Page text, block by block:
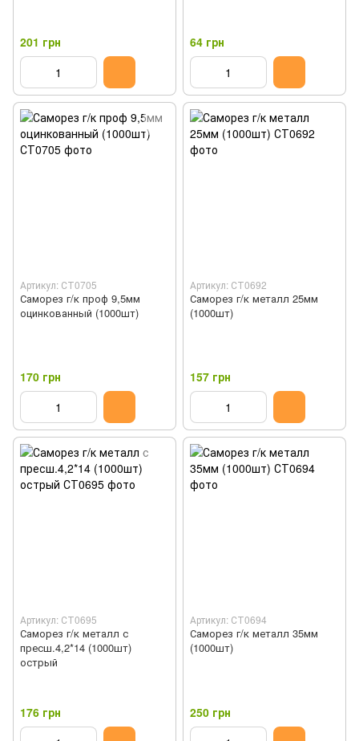
201 грн 64 грн
Артикул: СТ0705
Саморез г/к проф 9,5мм
оцинкованный (1000шт)
170 грн
Артикул: СТ0692
Саморез г/к металл 25мм
(1000шт)
157 грн
Артикул: СТ0695
Саморез г/к металл с
пресш.4,2*14 (1000шт)
острый
176 грн
Артикул: СТ0694
Саморез г/к металл 35мм
(1000шт)
250 грн